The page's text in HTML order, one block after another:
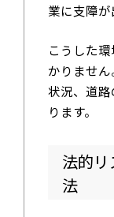
業に支障が
こうした
かりませ
状況、道
ります。
法的
法